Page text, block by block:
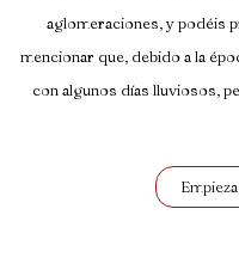
aglomeraciones, y podéis
mencionar que, debido a la
con algunos días lluviosos,